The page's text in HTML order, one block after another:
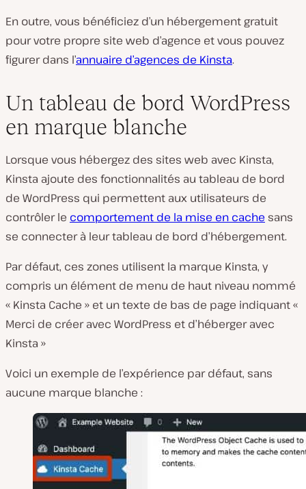
En outre, vous bénéficiez d’un hébergement gratuit
pour votre propre site web d’agence et vous pouvez
figurer dans l’annuaire d’agences de Kinsta.
Un tableau de bord WordPress
en marque blanche
Lorsque vous hébergez des sites web avec Kinsta,
Kinsta ajoute des fonctionnalités au tableau de bord
de WordPress qui permettent aux utilisateurs de
contrôler le comportement de la mise en cache sans
se connecter à leur tableau de bord d’hébergement.
Par défaut, ces zones utilisent la marque Kinsta, y
compris un élément de menu de haut niveau nommé
« Kinsta Cache » et un texte de bas de page indiquant «
Merci de créer avec WordPress et d’héberger avec
Kinsta »
Voici un exemple de l’expérience par défaut, sans
aucune marque blanche :